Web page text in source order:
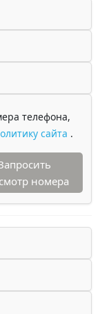
телефона,
сайта .
номера